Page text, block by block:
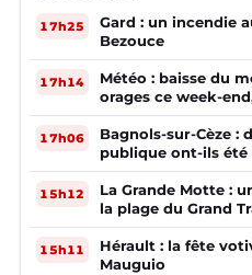
17h25
Gard : un incendie
Bezouce
17h14
Météo : baisse du
orages ce week-
17h06
Bagnols-sur-Cèze :
publique ont-ils
la mairie ?
15h12
La Grande Motte :
la plage du Grand
15h11
Hérault : la fête
Mauguio